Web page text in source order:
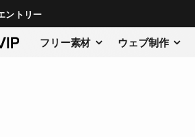
ントリー
フリー素材 ウェブ制作